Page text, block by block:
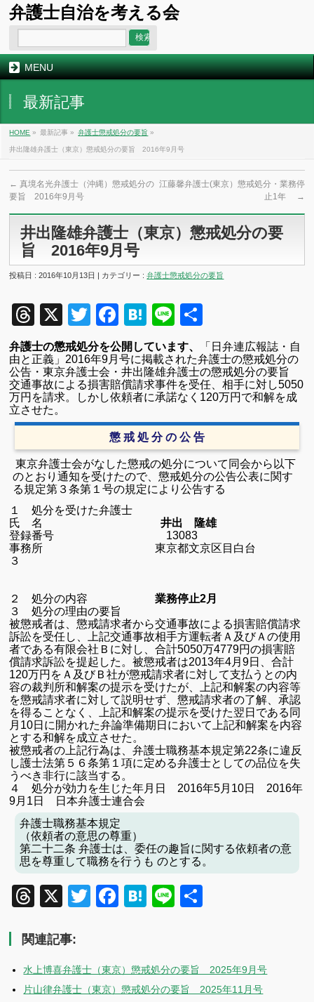
弁護士自治を考える会
MENU
最新記事
HOME » 最新記事 » 弁護士懲戒処分の要旨 »
井出隆雄弁護士（東京）懲戒処分の要旨 2016年9月号
← 真境名光弁護士（沖縄）懲戒処分の
要旨 2016年9月号
江藤馨弁護士(東京）懲戒処分・業務停
止1年
→
井出隆雄弁護士（東京）懲戒処分の要
旨 2016年9月号
投稿日 : 2016年10月13日 | カテゴリー :弁護士懲戒処分の要旨
Threads
X TwitterFacebook
Hatena
Line
有
弁護士の懲戒処分を公開しています、
「日弁連広報誌・自
由と正義」 2016年9月号に掲載された弁護士の懲戒処分の
公告・東京弁護士会・井出隆雄弁護士の懲戒処分の要旨
交通事故による損害賠償請求事件を受任、相手に対し5050
万円を請求。しかし依頼者に承諾なく120万円で和解を成
立させた。
懲 戒 処 分 の 公 告
東京弁護士会がなした懲戒の処分について同会から以下
のとおり通知を受けたので、懲戒処分の公告公表に関す
る規定第３条第１号の規定により公告する
１ 処分を受けた弁護士
氏 名
井出 隆雄
登録番号 13083
事務所 東京都文京区目白台
３
２ 処分の内容
業務停止2月
３ 処分の理由の要旨
被懲戒者は、懲戒請求者から交通事故による損害賠償請求
訴訟を受任し、上記交通事故相手方運転者Ａ及びＡの使用
者である有限会社Ｂに対し、合計5050万4779円の損害賠
償請求訴訟を提起した。被懲戒者は2013年4月9日、合計
120万円をＡ及びＢ社が懲戒請求者に対して支払うとの内
容の裁判所和解案の提示を受けたが、上記和解案の内容等
を懲戒請求者に対して説明せず、懲戒請求者の了解、承認
を得ることなく、上記和解案の提示を受けた翌日である同
月10日に開かれた弁論準備期日において上記和解案を内容
とする和解を成立させた。
被懲戒者の上記行為は、弁護士職務基本規定第22条に違反
し護士法第５６条第１項に定める弁護士としての品位を失
うべき非行に該当する。
４ 処分が効力を生じた年月日 2016年5月10日 2016年
9月1日 日本弁護士連合会
弁護士職務基本規定
（依頼者の意思の尊重）
第二十二条 弁護士は、委任の趣旨に関する依頼者の意
思を尊重して職務を行うも のとする。
Threads
X Twitter
Facebook
Hatena
Line
関連記事:
水上博喜弁護士（東京）懲戒処分の要旨 2025年9月号
片山律弁護士（東京）懲戒処分の要旨 2025年11月号